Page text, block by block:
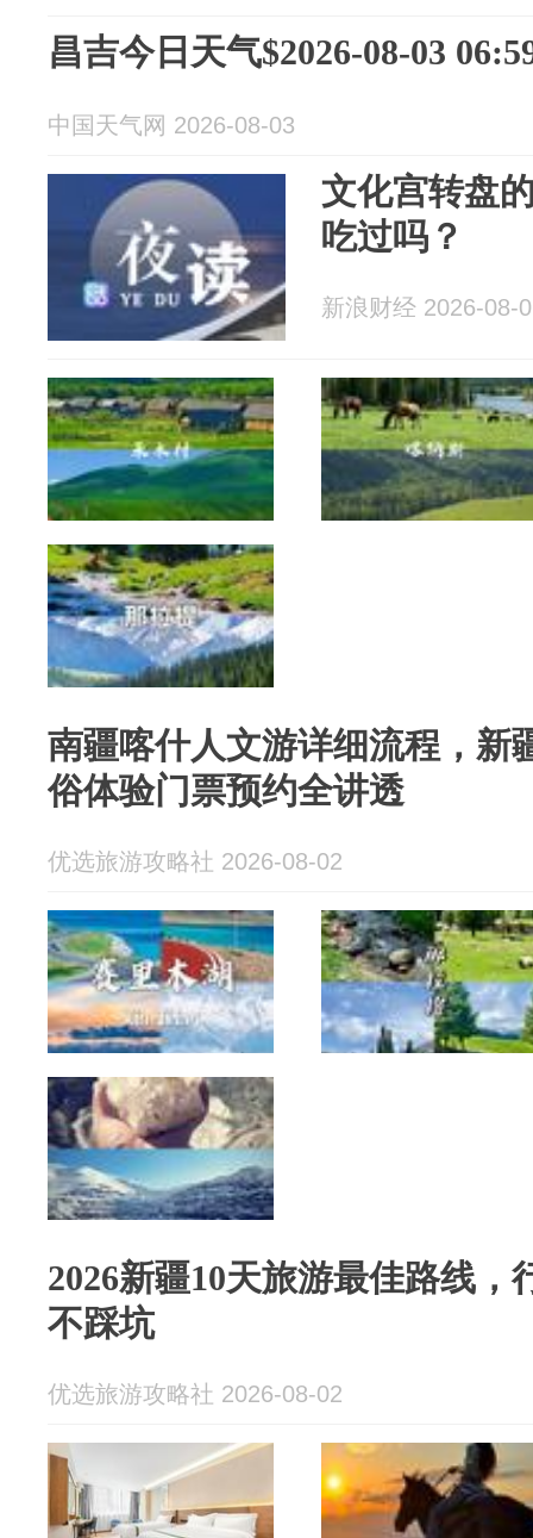
昌吉今日天气$2026-08-03
中国天气网 2026-08-03
文化宫转盘
吃过吗？
新浪财经 2026-08-
南疆喀什人文游详细流程，新
俗体验门票预约全讲透
优选旅游攻略社 2026-08-02
2026新疆10天旅游最佳路线，
不踩坑
优选旅游攻略社 2026-08-02